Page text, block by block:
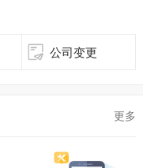
公司变更
更多